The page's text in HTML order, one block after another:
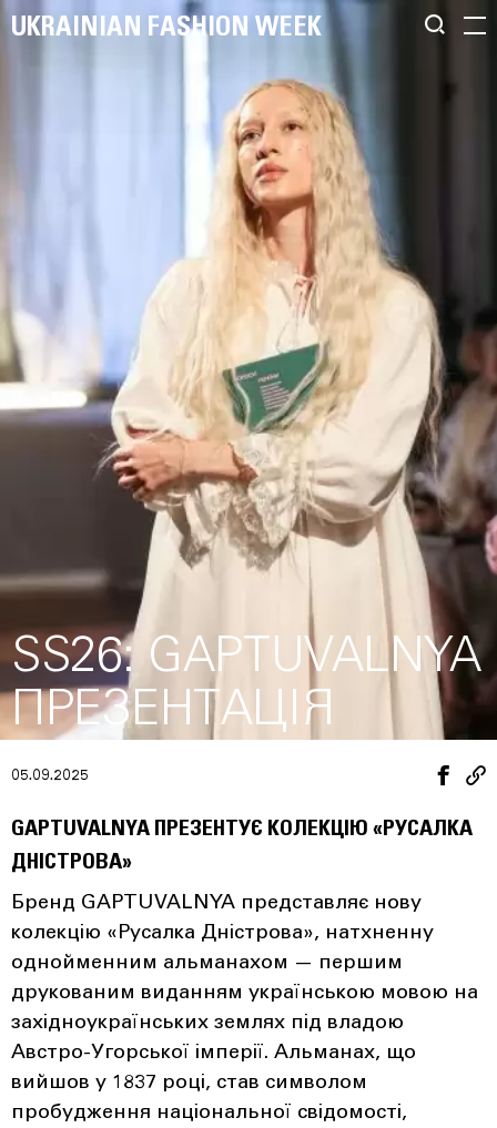
UKRAINIAN FASHION WEEK
SS26: GAPTUVALNYA
ПРЕЗЕНТАЦІЯ
05.09.2025
GAPTUVALNYA ПРЕЗЕНТУЄ КОЛЕКЦІЮ «РУСАЛКА
ДНІСТРОВА»
Бренд GAPTUVALNYA представляє нову
колекцію «Русалка Дністрова», натхненну
однойменним альманахом — першим
друкованим виданням українською мовою на
західноукраїнських землях під владою
Австро-Угорської імперії. Альманах, що
вийшов у 1837 році, став символом
пробудження національної свідомості,